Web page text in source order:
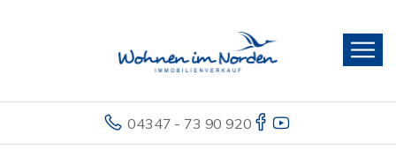
04347 - 73 90 920